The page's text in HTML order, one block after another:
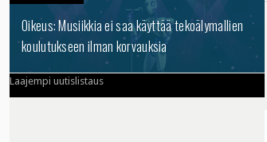
Oikeus: Musiikkia ei saa käyttää tekoälymallien
koulutukseen ilman korvauksia
Laajempi uutislistaus